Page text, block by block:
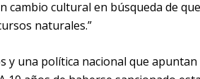
cambio cultural en búsqueda de que
naturales.”
y una política nacional que apuntan